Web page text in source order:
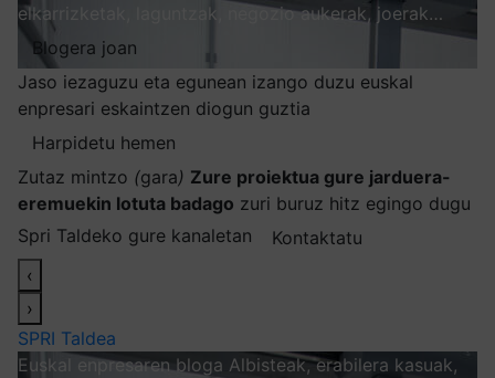
elkarrizketak, laguntzak, negozio aukerak, joerak…
Blogera joan
Jaso iezaguzu eta egunean izango duzu euskal
enpresari eskaintzen diogun guztia
Harpidetu hemen
Zutaz mintzo (gara) Zure proiektua gure jarduera-
eremuekin lotuta badago zuri buruz hitz egingo dugu
Spri Taldeko gure kanaletan
Kontaktatu
‹
›
SPRI Taldea
Euskal enpresaren bloga Albisteak, erabilera kasuak,